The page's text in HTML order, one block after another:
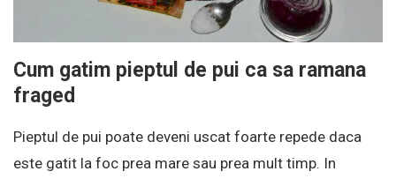
Cum gatim pieptul de pui ca sa ramana
fraged
Pieptul de pui poate deveni uscat foarte repede daca
este gatit la foc prea mare sau prea mult timp. In